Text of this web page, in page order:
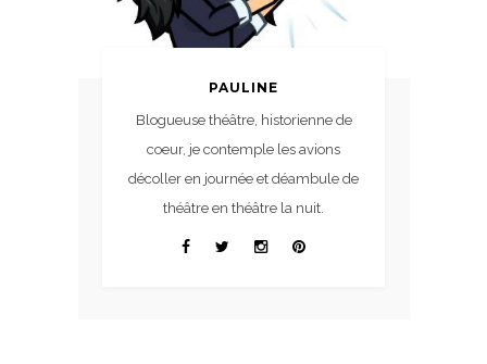
PAULINE
Blogueuse théâtre, historienne de
coeur, je contemple les avions
décoller en journée et déambule de
théâtre en théâtre la nuit.